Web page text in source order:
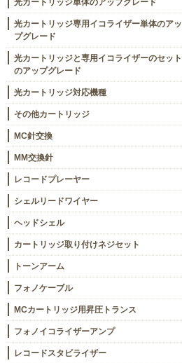
光カートリッジ単体のアップグレード
光カートリッジ専用イコライザー単体のアッ
プグレード
光カートリッジと専用イコライザーのセット
のアップグレード
光カートリッジ対応機種
その他カートリッジ
MC針交換
MM交換針
レコードプレーヤー
シェルリードワイヤー
ヘッドシェル
カートリッジ取り付けネジセット
トーンアーム
フォノケーブル
MCカートリッジ用昇圧トランス
フォノイコライザーアンプ
レコードスタビライザー